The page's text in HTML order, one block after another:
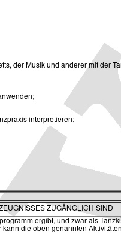
der Musik und anderer mit der
interpretieren;
ZUGÄNGLICH SIND
ergibt, und zwar als
die oben genannten